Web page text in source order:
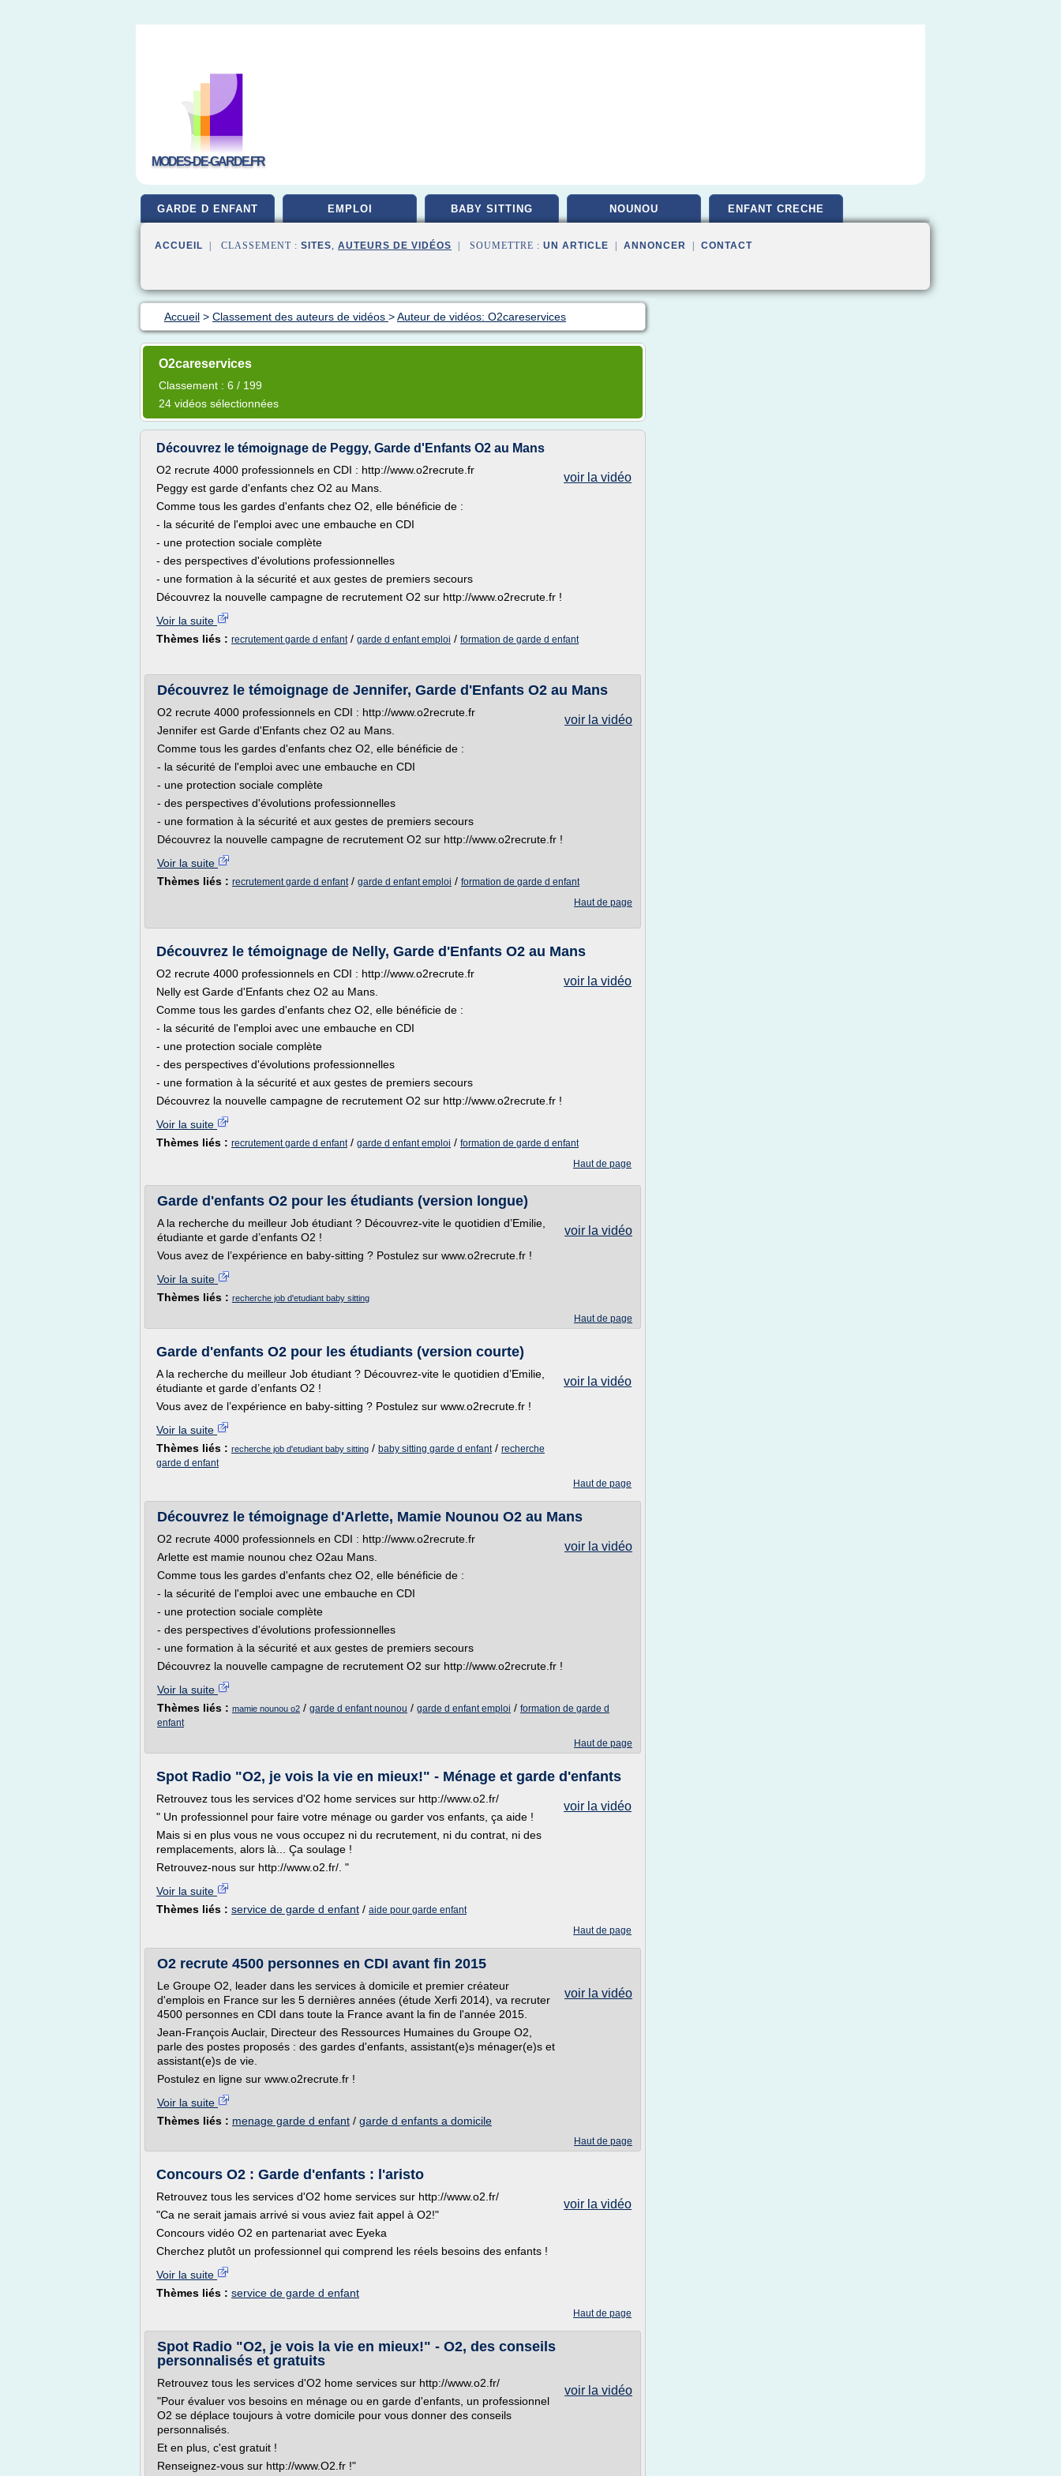
MODES-DE-GARDE.FR
GARDE D ENFANT EMPLOI BABY SITTING NOUNOU ENFANT CRECHE
ACCUEIL | CLASSEMENT : SITES, AUTEURS DE VIDÉOS | SOUMETTRE : UN ARTICLE ANNONCER CONTACT
Accueil > Classement des auteurs de vidéos >Auteur de vidéos: O2careservices
O2careservices
Classement : 6 / 199
24 vidéos sélectionnées
Découvrez le témoignage de Peggy, Garde d'Enfants O2 au Mans
voir la vidéo
O2 recrute 4000 professionnels en CDI : http://www.o2recrute.fr
Peggy est garde d'enfants chez O2 au Mans.
Comme tous les gardes d'enfants chez O2, elle bénéficie de :
- la sécurité de l'emploi avec une embauche en CDI
- une protection sociale complète
- des perspectives d'évolutions professionnelles
- une formation à la sécurité et aux gestes de premiers secours
Découvrez la nouvelle campagne de recrutement O2 sur http://www.o2recrute.fr !
Voir la suite
Thèmes liés : recrutement garde d enfant/ garde d enfant emploi / formation de garde d enfant
Découvrez le témoignage de Jennifer, Garde d'Enfants O2 au Mans
voir la vidéo
O2 recrute 4000 professionnels en CDI : http://www.o2recrute.fr
Jennifer est Garde d'Enfants chez O2 au Mans.
Comme tous les gardes d'enfants chez O2, elle bénéficie de :
- la sécurité de l'emploi avec une embauche en CDI
- une protection sociale complète
- des perspectives d'évolutions professionnelles
- une formation à la sécurité et aux gestes de premiers secours
Découvrez la nouvelle campagne de recrutement O2 sur http://www.o2recrute.fr !
Voir la suite
Thèmes liés : recrutement garde d enfant/ garde d enfant emploi / formation de garde d enfant
Haut de page
Découvrez le témoignage de Nelly, Garde d'Enfants O2 au Mans
voir la vidéo
O2 recrute 4000 professionnels en CDI : http://www.o2recrute.fr
Nelly est Garde d'Enfants chez O2 au Mans.
Comme tous les gardes d'enfants chez O2, elle bénéficie de :
- la sécurité de l'emploi avec une embauche en CDI
- une protection sociale complète
- des perspectives d'évolutions professionnelles
- une formation à la sécurité et aux gestes de premiers secours
Découvrez la nouvelle campagne de recrutement O2 sur http://www.o2recrute.fr !
Voir la suite
Thèmes liés : recrutement garde d enfant/ garde d enfant emploi / formation de garde d enfant
Haut de page
Garde d'enfants O2 pour les étudiants (version longue)
voir la vidéo
A la recherche du meilleur Job étudiant ? Découvrez-vite le quotidien d’Emilie,
étudiante et garde d’enfants O2 !
Vous avez de l’expérience en baby-sitting ? Postulez sur www.o2recrute.fr !
Voir la suite
Thèmes liés : recherche job d'etudiant baby sitting
Haut de page
Garde d'enfants O2 pour les étudiants (version courte)
voir la vidéo
A la recherche du meilleur Job étudiant ? Découvrez-vite le quotidien d’Emilie,
étudiante et garde d’enfants O2 !
Vous avez de l’expérience en baby-sitting ? Postulez sur www.o2recrute.fr !
Voir la suite
Thèmes liés : recherche job d'etudiant baby sitting / baby sitting garde d enfant/ recherche
garde d enfant
Haut de page
Découvrez le témoignage d'Arlette, Mamie Nounou O2 au Mans
voir la vidéo
O2 recrute 4000 professionnels en CDI : http://www.o2recrute.fr
Arlette est mamie nounou chez O2au Mans.
Comme tous les gardes d'enfants chez O2, elle bénéficie de :
- la sécurité de l'emploi avec une embauche en CDI
- une protection sociale complète
- des perspectives d'évolutions professionnelles
- une formation à la sécurité et aux gestes de premiers secours
Découvrez la nouvelle campagne de recrutement O2 sur http://www.o2recrute.fr !
Voir la suite
Thèmes liés : mamie nounou o2 / garde d enfant nounou / garde d enfant emploi / formation de garde d
enfant
Haut de page
Spot Radio "O2, je vois la vie en mieux!" - Ménage et garde d'enfants
voir la vidéo
Retrouvez tous les services d'O2 home services sur http://www.o2.fr/
" Un professionnel pour faire votre ménage ou garder vos enfants, ça aide !
Mais si en plus vous ne vous occupez ni du recrutement, ni du contrat, ni des
remplacements, alors là... Ça soulage !
Retrouvez-nous sur http://www.o2.fr/. "
Voir la suite
Thèmes liés : service de garde d enfant / aide pour garde enfant
Haut de page
O2 recrute 4500 personnes en CDI avant fin 2015
voir la vidéo
Le Groupe O2, leader dans les services à domicile et premier créateur
d'emplois en France sur les 5 dernières années (étude Xerfi 2014), va recruter
4500 personnes en CDI dans toute la France avant la fin de l'année 2015.
Jean-François Auclair, Directeur des Ressources Humaines du Groupe O2,
parle des postes proposés : des gardes d'enfants, assistant(e)s ménager(e)s et
assistant(e)s de vie.
Postulez en ligne sur www.o2recrute.fr !
Voir la suite
Thèmes liés : menage garde d enfant / garde d enfants a domicile
Haut de page
Concours O2 : Garde d'enfants : l'aristo
voir la vidéo
Retrouvez tous les services d'O2 home services sur http://www.o2.fr/
"Ca ne serait jamais arrivé si vous aviez fait appel à O2!"
Concours vidéo O2 en partenariat avec Eyeka
Cherchez plutôt un professionnel qui comprend les réels besoins des enfants !
Voir la suite
Thèmes liés : service de garde d enfant
Haut de page
Spot Radio "O2, je vois la vie en mieux!" - O2, des conseils
personnalisés et gratuits
voir la vidéo
Retrouvez tous les services d'O2 home services sur http://www.o2.fr/
"Pour évaluer vos besoins en ménage ou en garde d'enfants, un professionnel
O2 se déplace toujours à votre domicile pour vous donner des conseils
personnalisés.
Et en plus, c'est gratuit !
Renseignez-vous sur http://www.O2.fr !"